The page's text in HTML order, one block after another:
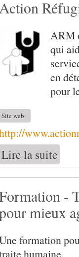
Action
ARM
qui
en
pour
Site web:
Lire la suite
-
mieux
formation
humaine.